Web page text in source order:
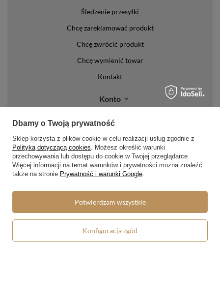
Śledzenie przesyłki
Chcę zareklamować produkt
Chcę zwrócić produkt
Chcę wymienić towar
Kontakt
Konto
Regulaminy
Regulamin
Polityka prywatności i cookies
Lista form płatności
Zasady dotyczące zwrotów
Formy dostawy
Media społecznościowe
Dbamy o Twoją prywatność
Sklep korzysta z plików cookie w celu realizacji usług zgodnie z
Polityką dotyczącą cookies. Możesz określić warunki
przechowywania lub dostępu do cookie w Twojej przeglądarce.
Więcej informacji na temat warunków i prywatności można znaleźć
także na stronie Prywatność i warunki Google.
Konfiguracja zgód
Potwierdzam wszystkie